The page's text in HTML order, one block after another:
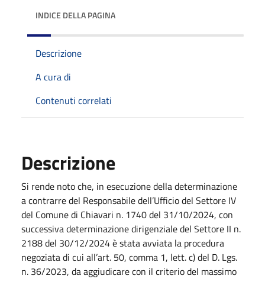
INDICE DELLA PAGINA
Descrizione
A cura di
Contenuti correlati
Descrizione
Si rende noto che, in esecuzione della determinazione
a contrarre del Responsabile dell’Ufficio del Settore IV
del Comune di Chiavari n. 1740 del 31/10/2024, con
successiva determinazione dirigenziale del Settore II n.
2188 del 30/12/2024 è stata avviata la procedura
negoziata di cui all’art. 50, comma 1, lett. c) del D. Lgs.
n. 36/2023, da aggiudicare con il criterio del massimo